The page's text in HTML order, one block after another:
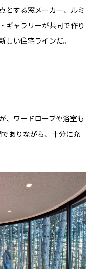
とする窓メーカー、ルミ
ギャラリーが共同で作り
い住宅ラインだ。
、ワードローブや浴室も
ありながら、十分に充